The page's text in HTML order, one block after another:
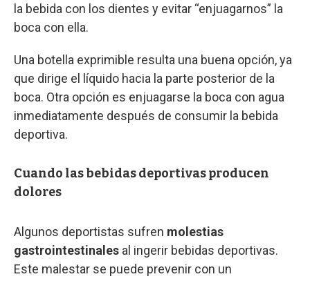
la bebida con los dientes y evitar “enjuagarnos” la
boca con ella.
Una botella exprimible resulta una buena opción, ya
que dirige el líquido hacia la parte posterior de la
boca. Otra opción es enjuagarse la boca con agua
inmediatamente después de consumir la bebida
deportiva.
Cuando las bebidas deportivas producen
dolores
Algunos deportistas sufren molestias
gastrointestinales al ingerir bebidas deportivas.
Este malestar se puede prevenir con un